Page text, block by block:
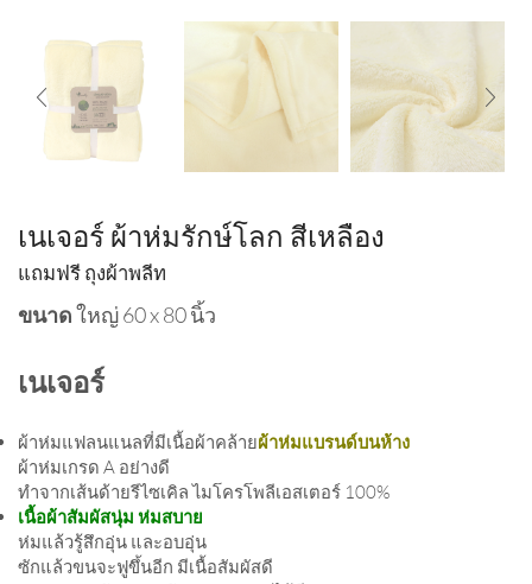
เนเจอร์ ผ้าห่มรักษ์โลก สีเหลือง
แถมฟรี ถุงผ้าพลีท
ขนาดใหญ่ 60 x 80 นิ้ว
เนเจอร์
ผ้าห่มแฟลนแนลที่มีเนื้อผ้าคล้ายผ้าห่มแบรนด์บนห้าง
ผ้าห่มเกรด A อย่างดี
ทำจากเส้นด้ายรีไซเคิล ไมโครโพลีเอสเตอร์ 100%
เนื้อผ้าสัมผัสนุ่ม ห่มสบาย
ห่มแล้วรู้สึกอุ่น และอบอุ่น
ซักแล้วขนจะฟูขึ้นอีก มีเนื้อสัมผัสดี